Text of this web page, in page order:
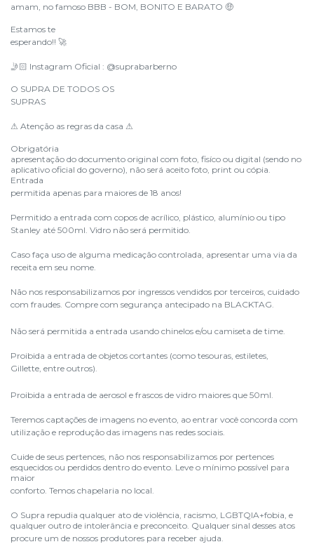
amam, no famoso BBB - BOM, BONITO E BARATO 🤑
Estamos te
esperando!! 🚀
🤳🏻 Instagram Oficial : @suprabarberno
O SUPRA DE TODOS OS
SUPRAS
⚠ Atenção as regras da casa ⚠
Obrigatória
apresentação do documento original com foto, fisíco ou digital (sendo no
aplicativo oficial do governo), não será aceito foto, print ou cópia.
Entrada
permitida apenas para maiores de 18 anos!
Permitido a entrada com copos de acrílico, plástico, alumínio ou tipo
Stanley até 500ml. Vidro não será permitido.
Caso faça uso de alguma medicação controlada, apresentar uma via da
receita em seu nome.
Não nos responsabilizamos por ingressos vendidos por terceiros, cuidado
com fraudes. Compre com segurança antecipado na BLACKTAG.
Não será permitida a entrada usando chinelos e/ou camiseta de time.
Proibida a entrada de objetos cortantes (como tesouras, estiletes,
Gillette, entre outros).
Proibida a entrada de aerosol e frascos de vidro maiores que 50ml.
Teremos captações de imagens no evento, ao entrar você concorda com
utilização e reprodução das imagens nas redes sociais.
Cuide de seus pertences, não nos responsabilizamos por pertences
esquecidos ou perdidos dentro do evento. Leve o mínimo possível para
maior
conforto. Temos chapelaria no local.
O Supra repudia qualquer ato de violência, racismo, LGBTQIA+fobia, e
qualquer outro de intolerância e preconceito. Qualquer sinal desses atos
procure um de nossos produtores para receber ajuda.